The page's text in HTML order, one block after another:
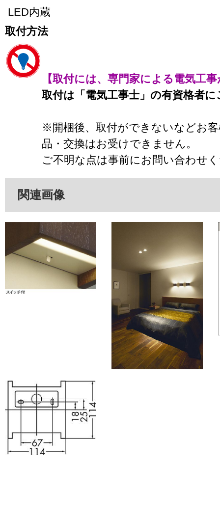
LED内蔵
取付方法
【取付には、専門家による電気工
取付は「電気工事士」の有資格者
※開梱後、取付ができないなどお
品・交換はお受けできません。
ご不明な点は事前にお問い合わせ
関連画像